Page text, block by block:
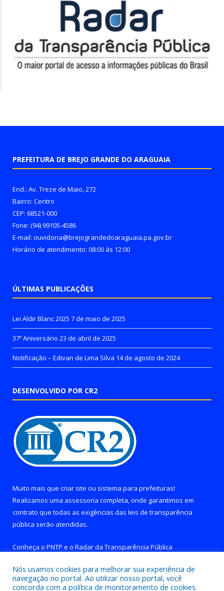
PREFEITURA DE BREJO GRANDE DO ARAGUAIA
End.: Av. Treze de Maio, 272
Bairro: Centro
CEP: 68521-000
Fone: (94) 99105-4586
E-mail: ouvidoria@brejograndedoaraguaia.pa.gov.br
Horário de atendimento: 08:00 às 12:00
ÚLTIMAS PUBLICAÇÕES
Lei Aldir Blanc 2025 7 de maio de 2025
37º Aniversário 23 de abril de 2025
Notificação – Edivan de Lima Silva 14 de agosto de 2024
DESENVOLVIDO POR CR2
Muito mais que criar site ou sistema para prefeituras!
Realizamos uma assessoria completa, onde garantimos em
contrato que todas as exigências das leis de transparência
pública serão atendidas.
Conheça o PNTP e o Radar da Transparência Pública
Nós usamos cookies para melhorar sua experiência de
navegação no portal. Ao utilizar nosso portal, você
concorda com a política de monitoramento de cookies.